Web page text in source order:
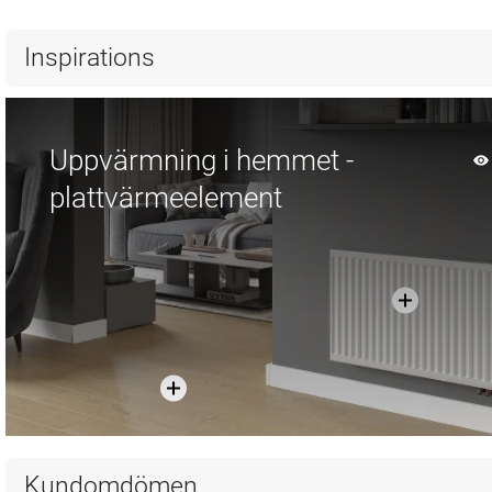
Inspirations
Uppvärmning i hemmet -
plattvärmeelement
Kundomdömen